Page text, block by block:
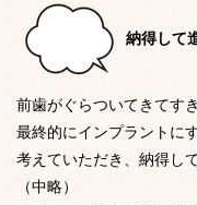
納得して
前歯がぐらついてきてす
最終的にインプラントに
考えていただき、納得し
（中略）